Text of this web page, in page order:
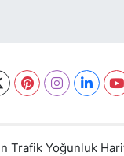
Trafik Yoğunluk